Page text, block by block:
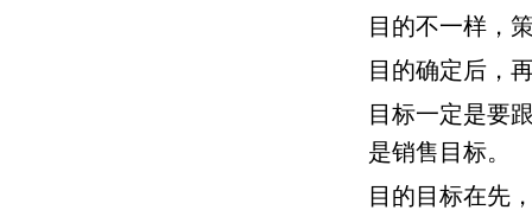
目的不一样，
目的确定后，
目标一定是要
是销售目标。
目的目标在先